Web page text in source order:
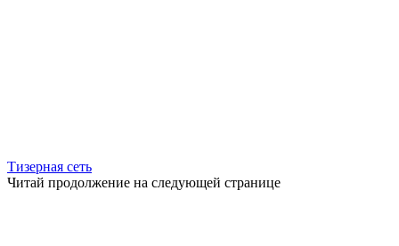
Тизерная сеть
Читай продолжение на следующей странице